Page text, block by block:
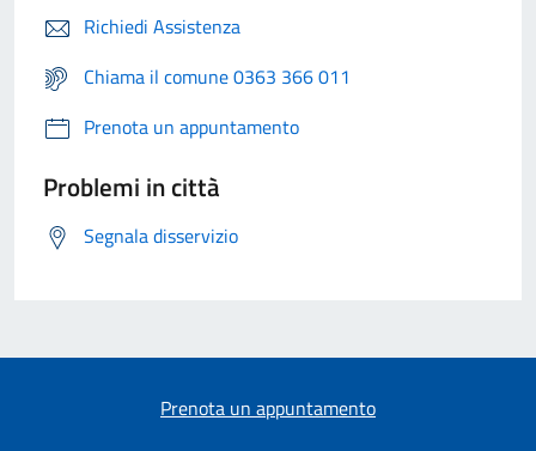
Richiedi Assistenza
Chiama il comune 0363 366 011
Prenota un appuntamento
Problemi in città
Segnala disservizio
Prenota un appuntamento